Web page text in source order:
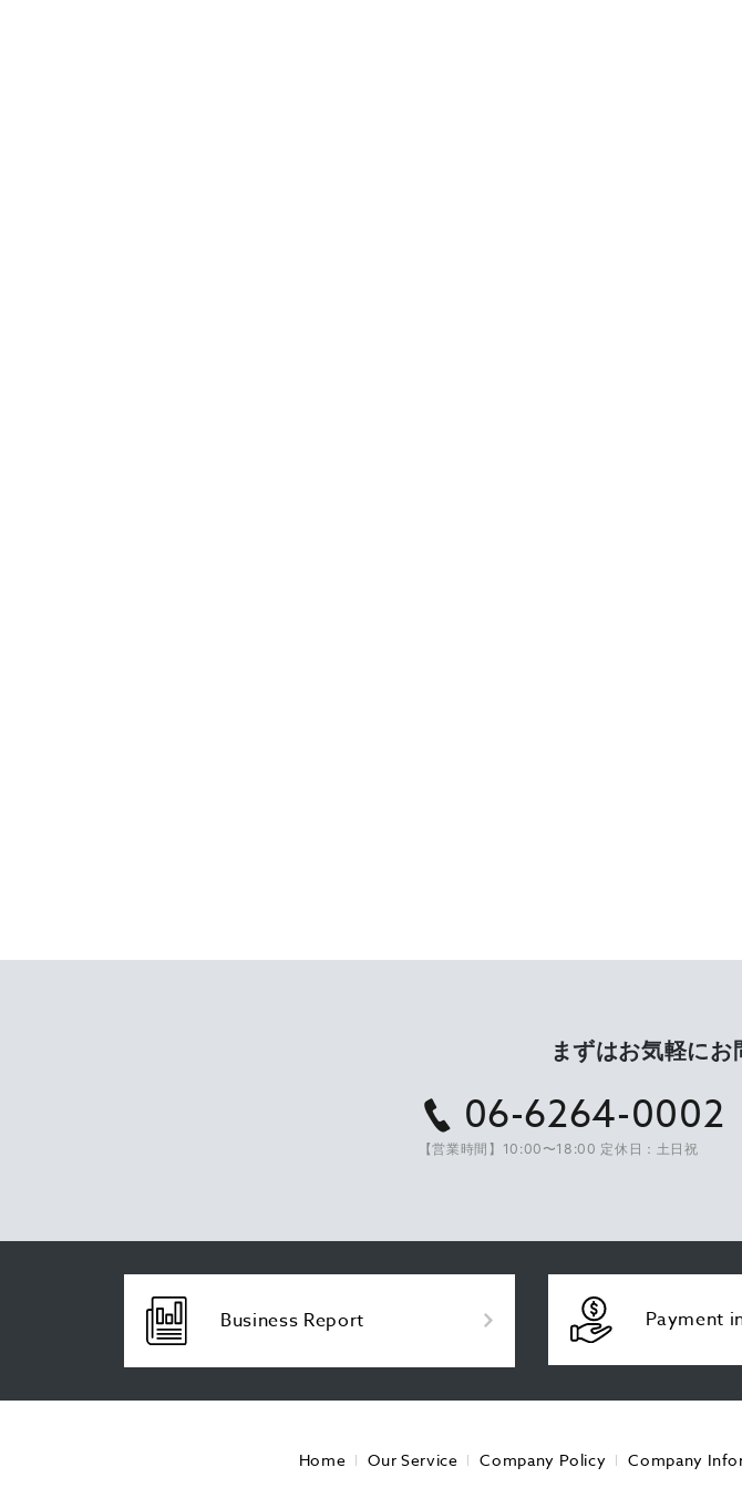
まずはお気軽にお
06-6264-0002
【営業時間】10:00〜18:00 定休日：土日祝
Business Report Payment
Home Our Service Company Policy Company